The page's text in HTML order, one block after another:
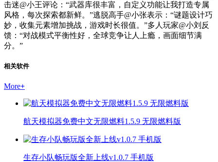
击迷@小王评论：“武器库很丰富，自定义功能让我打造专属
风格，每次探索都新鲜。”逃脱高手@小张表示：“谜题设计巧
妙，收集元素增加挑战，游戏时长很值。”多人玩家@小刘反
馈：“对战模式平衡性好，全球竞争让人上瘾，画面细节满
分。”
相关软件
More+
航天模拟器免费中文无限燃料1.5.9 无限燃料版
生存小队畅玩版全新上线v1.0.7 手机版